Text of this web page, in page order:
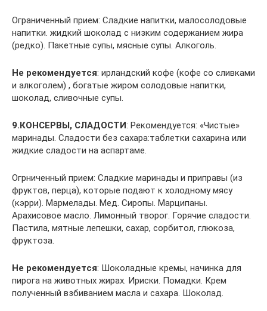
Ограниченный прием: Сладкие напитки, малосолодовые
напитки. жидкий шоколад с низким содержанием жира
(редко). Пакетные супы, мясные супы. Алкоголь.
Не рекомендуется: ирландский кофе (кофе со сливками
и алкоголем) , богатые жиром солодовые напитки,
шоколад, сливочные супы.
9.КОНСЕРВЫ, СЛАДОСТИ: Рекомендуется: «Чистые»
маринады. Сладости без сахара:таблетки сахарина или
жидкие сладости на аспартаме.
Огрниченный прием: Сладкие маринады и приправы (из
фруктов, перца), которые подают к холодному мясу
(кэрри). Мармелады. Мед. Сиропы. Марципаны.
Арахисовое масло. Лимонный творог. Горячие сладости.
Пастила, мятные лепешки, сахар, сорбитол, глюкоза,
фруктоза.
Не рекомендуется: Шоколадные кремы, начинка для
пирога на животных жирах. Ириски. Помадки. Крем
полученный взбиванием масла и сахара. Шоколад.